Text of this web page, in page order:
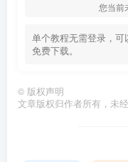
您当前
单个教程无需登录，
免费下载。
© 版权声明
文章版权归作者所有，未